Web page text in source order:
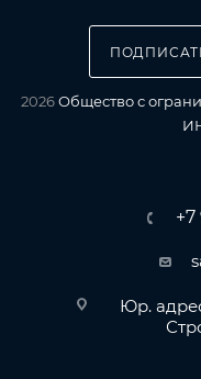
2026Общество с
Юр.